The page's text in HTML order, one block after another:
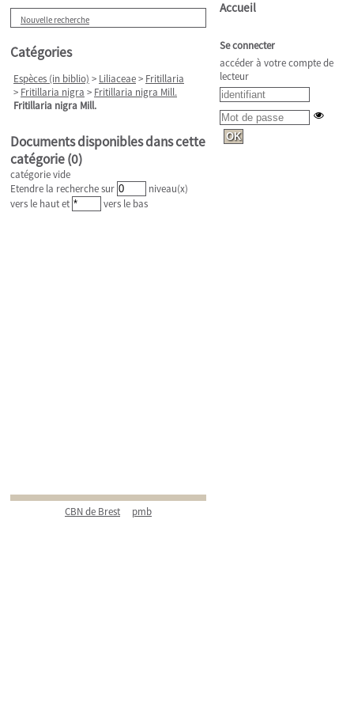
Nouvelle recherche
Catégories
Espèces (in biblio) > Liliaceae> Fritillaria
> Fritillaria nigra > Fritillaria nigra Mill.
Fritillaria nigra Mill.
Documents disponibles dans cette
catégorie (0)
catégorie vide
Etendre la recherche sur
niveau(x)
vers le haut et
vers le bas
CBN de Brest pmb
Accueil
Se connecter
accéder à votre compte de
lecteur